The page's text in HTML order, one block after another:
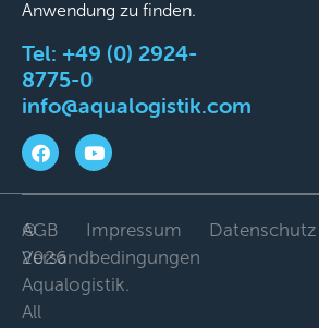
Anwendung zu finden.
Tel: +49 (0) 2924-
8775-0
info@aqualogistik.com
©
2026
Aqualogistik.
All
AGB Impressum Datenschutz
Versandbedingungen